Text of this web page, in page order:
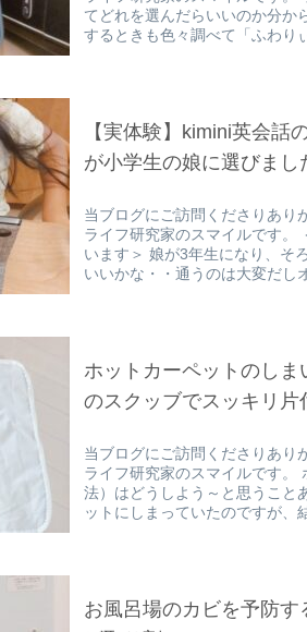
てどれを選んだらいいのか分か
するときも色々調べて「ふわり
【実体験】kimini英会話
が小学生の娘に選びま
当ブログにご訪問くださりあり
ライフ研究家のスマイルです。
います＞ 娘が3年生になり、そ
いいかな・・通うのは大変だし
ホットカーペットのし
のスクッブでスッキリ片
当ブログにご訪問くださりあり
ライフ研究家のスマイルです。
法）はどうしよう～と思うこと
ットにしまっていたのですが、
お風呂場のカビを予防